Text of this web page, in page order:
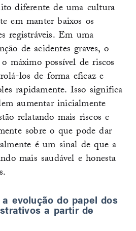
diferente de uma cultura
em manter baixos os
registráveis. Em uma
de acidentes graves, o
máximo possível de riscos
los de forma eficaz e
rapidamente. Isso significa
aumentar inicialmente
relatando mais riscos e
sobre o que pode dar
é um sinal de que a
mais saudável e honesta
evolução do papel dos
a partir de